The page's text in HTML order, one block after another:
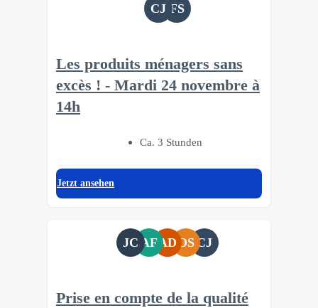
CJ FS
Les produits ménagers sans
excès ! - Mardi 24 novembre à
14h
Ca. 3 Stunden
Jetzt ansehen
JC AF AD OS CJ
Prise en compte de la qualité